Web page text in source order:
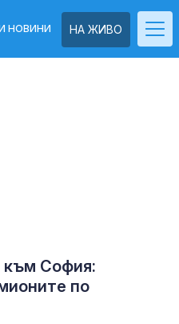
НА ЖИВО
НОВИНИ
към София:
по